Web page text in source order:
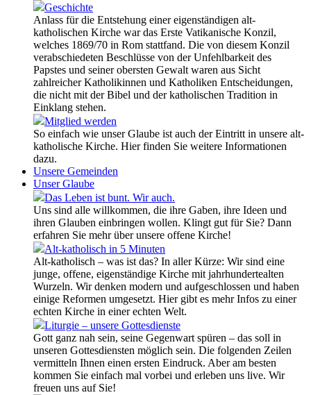
Geschichte
Anlass für die Entstehung einer eigenständigen alt-
katholischen Kirche war das Erste Vatikanische Konzil,
welches 1869/70 in Rom stattfand. Die von diesem Konzil
verabschiedeten Beschlüsse von der Unfehlbarkeit des
Papstes und seiner obersten Gewalt waren aus Sicht
zahlreicher Katholikinnen und Katholiken Entscheidungen,
die nicht mit der Bibel und der katholischen Tradition in
Einklang stehen.
Mitglied werden
So einfach wie unser Glaube ist auch der Eintritt in unsere alt-
katholische Kirche. Hier finden Sie weitere Informationen
dazu.
Unsere Gemeinden
Unser Glaube
Das Leben ist bunt. Wir auch.
Uns sind alle willkommen, die ihre Gaben, ihre Ideen und
ihren Glauben einbringen wollen. Klingt gut für Sie? Dann
erfahren Sie mehr über unsere offene Kirche!
Alt-katholisch in 5 Minuten
Alt-katholisch – was ist das? In aller Kürze: Wir sind eine
junge, offene, eigenständige Kirche mit jahrhundertealten
Wurzeln. Wir denken modern und aufgeschlossen und haben
einige Reformen umgesetzt. Hier gibt es mehr Infos zu einer
echten Kirche in einer echten Welt.
Liturgie – unsere Gottesdienste
Gott ganz nah sein, seine Gegenwart spüren – das soll in
unseren Gottesdiensten möglich sein. Die folgenden Zeilen
vermitteln Ihnen einen ersten Eindruck. Aber am besten
kommen Sie einfach mal vorbei und erleben uns live. Wir
freuen uns auf Sie!